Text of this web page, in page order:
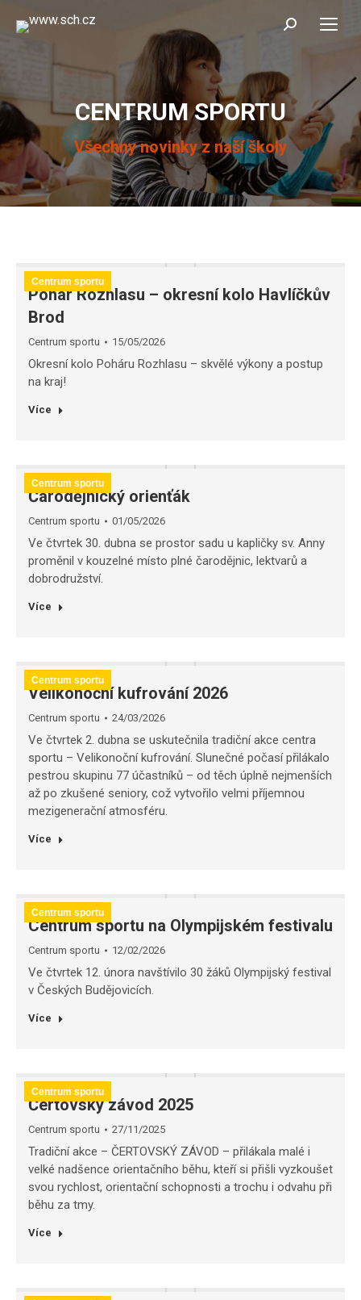
Search:
CENTRUM SPORTU
Všechny novinky z naší školy
You are here:
Centrum sportu
Pohár Rozhlasu – okresní kolo Havlíčkův
Brod
Centrum sportu 15/05/2026
Okresní kolo Poháru Rozhlasu – skvělé výkony a postup
na kraj!
Více
Centrum sportu
Čarodějnický orienťák
Centrum sportu 01/05/2026
Ve čtvrtek 30. dubna se prostor sadu u kapličky sv. Anny
proměnil v kouzelné místo plné čarodějnic, lektvarů a
dobrodružství.
Více
Centrum sportu
Velikonoční kufrování 2026
Centrum sportu 24/03/2026
Ve čtvrtek 2. dubna se uskutečnila tradiční akce centra
sportu – Velikonoční kufrování. Slunečné počasí přilákalo
pestrou skupinu 77 účastníků – od těch úplně nejmenších
až po zkušené seniory, což vytvořilo velmi příjemnou
mezigenerační atmosféru.
Více
Centrum sportu
Centrum sportu na Olympijském festivalu
Centrum sportu 12/02/2026
Ve čtvrtek 12. února navštívilo 30 žáků Olympijský festival
v Českých Budějovicích.
Více
Centrum sportu
Čertovský závod 2025
Centrum sportu 27/11/2025
Tradiční akce – ČERTOVSKÝ ZÁVOD – přilákala malé i
velké nadšence orientačního běhu, kteří si přišli vyzkoušet
svou rychlost, orientační schopnosti a trochu i odvahu při
běhu za tmy.
Více